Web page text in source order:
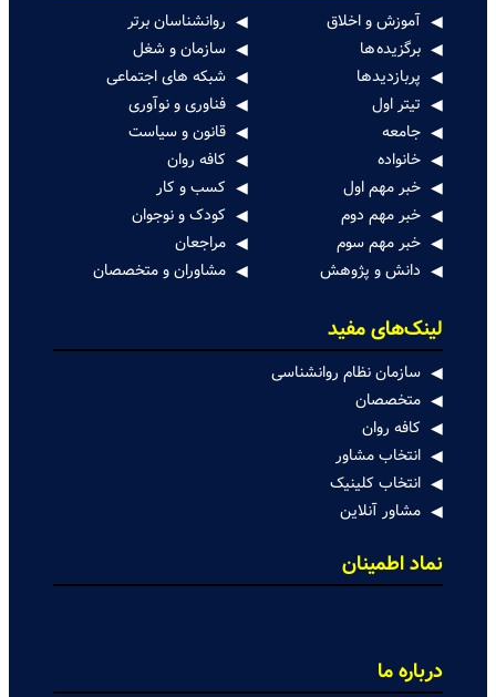
آموزش و اخلاق
برگزیده ها
پربازدیدها
تیتر اول
جامعه
خانواده
خبر مهم اول
خبر مهم دوم
خبر مهم سوم
دانش و پژوهش
روانشناسان برتر
سازمان و شغل
شبکه های اجتماعی
فناوری و نوآوری
قانون و سیاست
کافه روان
کسب و کار
کودک و نوجوان
مراجعان
مشاوران و متخصصان
لینک‌های مفید
سازمان نظام روانشناسی
متخصصان
کافه روان
انتخاب مشاور
انتخاب کلینیک
مشاور آنلاین
نماد اطمینان
درباره ما